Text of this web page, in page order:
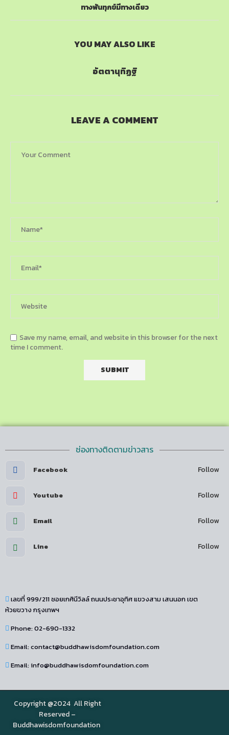
ทางพ้นทุกข์มีทางเดียว
YOU MAY ALSO LIKE
อัตตานุทิฏฐิ
LEAVE A COMMENT
Save my name, email, and website in this browser for the next
time I comment.
ช่องทางติดตามข่าวสาร
Facebook Follow
Youtube Follow
Email Follow
Line Follow
เลขที่ 999/211 ซอยเกศินีวิลล์ ถนนประชาอุทิศ แขวงสาม เสนนอก เขต
ห้วยขวาง กรุงเทพฯ
Phone: 02-690-1332
Email: contact@buddhawisdomfoundation.com
Email: info@buddhawisdomfoundation.com
Copyright @2024 All Right
Reserved –
Buddhawisdomfoundation